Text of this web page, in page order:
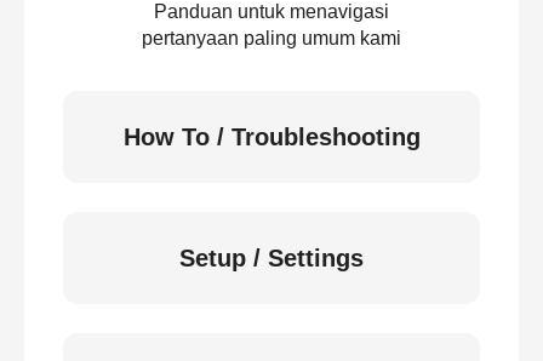
Panduan untuk menavigasi
pertanyaan paling umum kami
How To / Troubleshooting
Setup / Settings